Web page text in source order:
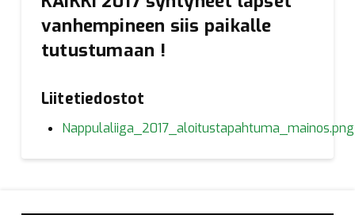
vanhempineen siis paikalle
tutustumaan !
Liitetiedostot
Nappulaliiga_2017_aloitustapahtuma_mainos.png